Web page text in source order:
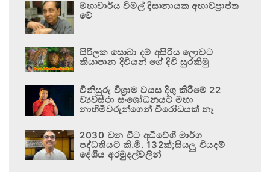
මහාචාර්ය විමල් දිසානායක අභාවප්‍රාප්ත
වේ
සිරිලක සොබා දම් අසිරිය ලොවට
කියාපාන දිවියන් ගේ දිවි සුරකිමු
විනිසුරු විශ්‍රාම වයස දිගු කිරීමේ 22
ව්‍යවස්ථා සංශෝධනයට මහා
නාහිමිවරුන්ගෙන් විරෝධයක් නෑ
2030 වන විට අධිවේගී මාර්ග
පද්ධතියට කි.මී. 132ක්;සියලු වියදම්
දේශීය අරමුදල්වලින්